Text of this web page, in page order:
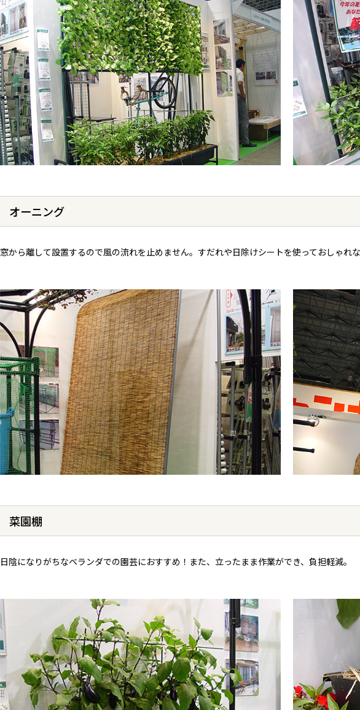
オーニング
窓から離して設置するので風の流れを止めません。すだれや日除けシートを使っておしゃれ
菜園棚
日陰になりがちなベランダでの園芸におすすめ！また、立ったまま作業ができ、負担軽減。